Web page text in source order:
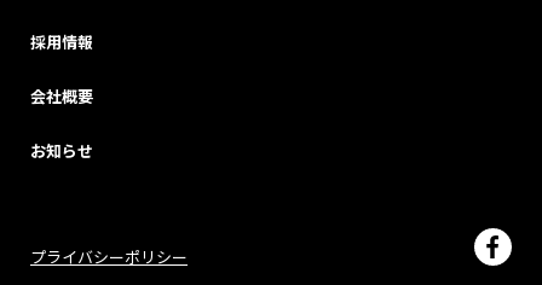
採用情報
会社概要
お知らせ
プライバシーポリシー